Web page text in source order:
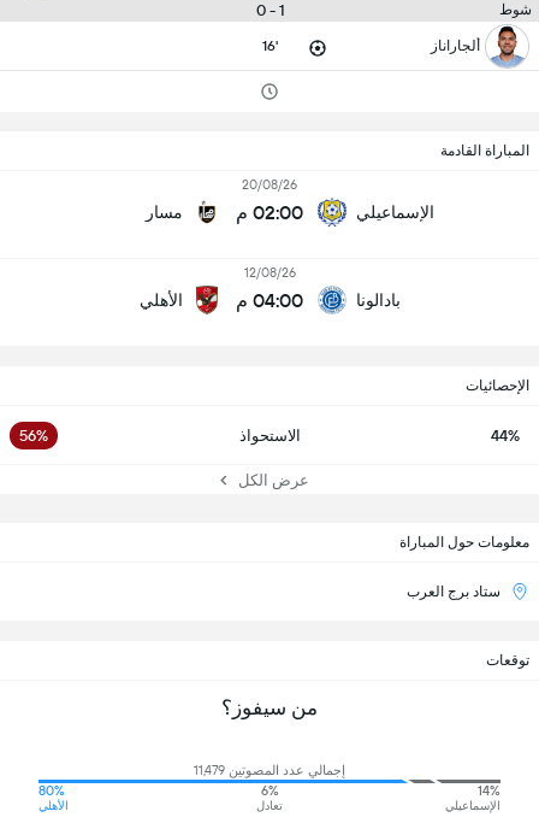
شوط 1 - 0
ألجاراناز 16'
المباراة القادمة
الإسماعيلي
20/08/26
02:00 م مسار
بادالونا
12/08/26
04:00 م الأهلي
الإحصائيات
44% الاستحواذ 56%
عرض الكل
معلومات حول المباراة
ستاد برج العرب
توقعات
من سيفوز؟
إجمالي عدد المصوتين 11,479
14%
الإسماعيلي
6%
تعادل
80%
الأهلي